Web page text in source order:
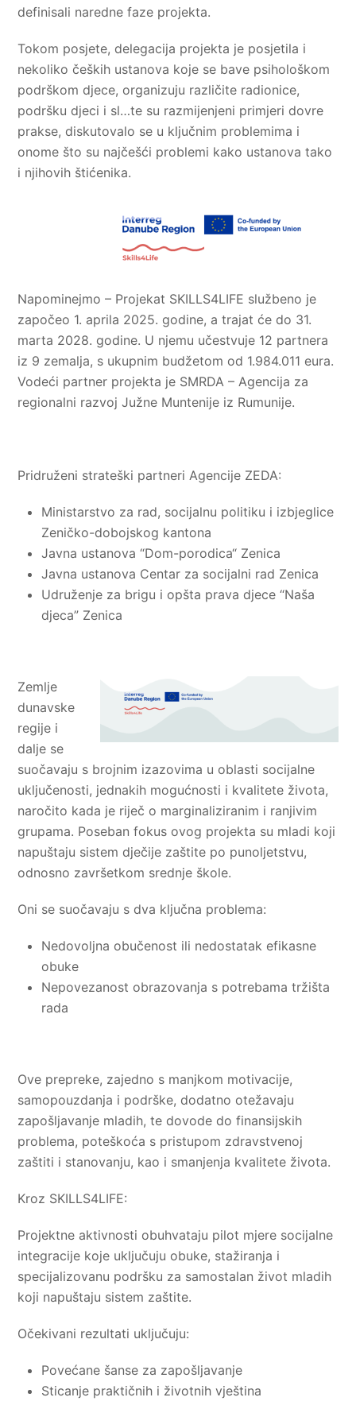
definisali naredne faze projekta.
Tokom posjete, delegacija projekta je posjetila i
nekoliko čeških ustanova koje se bave psihološkom
podrškom djece, organizuju različite radionice,
podršku djeci i sl…te su razmijenjeni primjeri dovre
prakse, diskutovalo se u ključnim problemima i
onome što su najčešći problemi kako ustanova tako
i njihovih štićenika.
Napominejmo – Projekat SKILLS4LIFE službeno je
započeo 1. aprila 2025. godine, a trajat će do 31.
marta 2028. godine. U njemu učestvuje 12 partnera
iz 9 zemalja, s ukupnim budžetom od 1.984.011 eura.
Vodeći partner projekta je SMRDA – Agencija za
regionalni razvoj Južne Muntenije iz Rumunije.
Pridruženi strateški partneri Agencije ZEDA:
Ministarstvo za rad, socijalnu politiku i izbjeglice
Zeničko-dobojskog kantona
Javna ustanova “Dom-porodica“ Zenica
Javna ustanova Centar za socijalni rad Zenica
Udruženje za brigu i opšta prava djece “Naša
djeca” Zenica
Zemlje
dunavske
regije i
dalje se
suočavaju s brojnim izazovima u oblasti socijalne
uključenosti, jednakih mogućnosti i kvalitete života,
naročito kada je riječ o marginaliziranim i ranjivim
grupama. Poseban fokus ovog projekta su mladi koji
napuštaju sistem dječije zaštite po punoljetstvu,
odnosno završetkom srednje škole.
Oni se suočavaju s dva ključna problema:
Nedovoljna obučenost ili nedostatak efikasne
obuke
Nepovezanost obrazovanja s potrebama tržišta
rada
Ove prepreke, zajedno s manjkom motivacije,
samopouzdanja i podrške, dodatno otežavaju
zapošljavanje mladih, te dovode do finansijskih
problema, poteškoća s pristupom zdravstvenoj
zaštiti i stanovanju, kao i smanjenja kvalitete života.
Kroz SKILLS4LIFE:
Projektne aktivnosti obuhvataju pilot mjere socijalne
integracije koje uključuju obuke, stažiranja i
specijalizovanu podršku za samostalan život mladih
koji napuštaju sistem zaštite.
Očekivani rezultati uključuju:
Povećane šanse za zapošljavanje
Sticanje praktičnih i životnih vještina